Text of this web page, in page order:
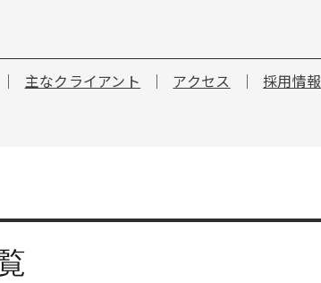
主なクライアント アクセス 採用情報